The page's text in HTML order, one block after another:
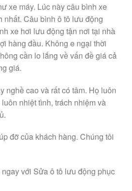
xe máy. Lúc này câu bình xe
nhất. Câu bình ô tô lưu động
xe hơi lưu động tận nơi tại nhà
hàng đầu. Không e ngại thời
cần lo lắng về vấn đề giá cả
giá.
nghề cao và rất có tâm. Họ luôn
nhiệt tình, trách nhiệm và
đỡ của khách hàng. Chúng tôi
với Sửa ô tô lưu động phục